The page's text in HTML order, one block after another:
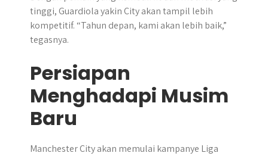
tinggi, Guardiola yakin City akan tampil lebih
kompetitif. “Tahun depan, kami akan lebih baik,”
tegasnya.
Persiapan
Menghadapi Musim
Baru
Manchester City akan memulai kampanye Liga